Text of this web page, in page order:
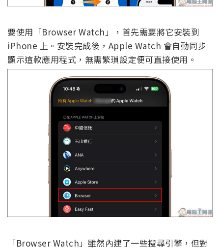
要使用「Browser Watch」，首先需要將它安裝到
iPhone 上。安裝完成後，Apple Watch 會自動同步
顯示這款應用程式，無需繁瑣設定便可直接使用。
「Browser Watch」雖然內建了一些搜尋引擎，但對